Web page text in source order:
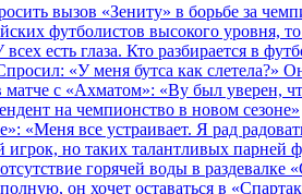
вызов «Зениту» в борьбе за
футболистов высокого уровня,
есть глаза. Кто разбирается в
«У меня бутса как слетела?»
с «Ахматом»: «Ву был уверен,
на чемпионство в новом сезоне»
«Меня все устраивает. Я рад
но таких талантливых парней
горячей воды в раздевалке
он хочет оставаться в